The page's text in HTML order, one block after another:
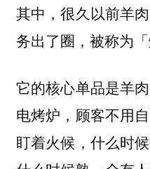
其中，很久以前羊
务出了圈，被称为
它的核心单品是羊
电烤炉， 顾客不用
盯着火候，什么时